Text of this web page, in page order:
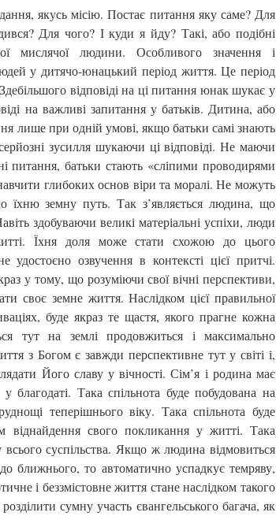
якусь місію. Постає питання яку саме? Для
Для чого? І куди я йду? Такі, або подібні
мислячої людини. Особливого значення і
у дитячо-юнацький період життя. Це період
відповіді на ці питання юнак шукає у
на важливі запитання у батьків. Дитина, або
лише при одній умові, якщо батьки самі знають
зусилля шукаючи ці відповіді. Не маючи
питання, батьки стають «сліпими проводирями
глибоких основ віри та моралі. Не можуть
їхню земну путь. Так з’являється людина, що
здобуваючи великі матеріальні успіхи, люди
Їхня доля може стати схожою до цього
удостоєно озвучення в контексті цієї притчі.
у тому, що розуміючи свої вічні перспективи,
своє земне життя. Наслідком цієї правильної
буде якраз те щастя, якого прагне кожна
тут на землі продовжиться і максимально
з Богом є завжди перспективне тут у світі і,
Його славу у вічності. Сім’я і родина має
Така спільнота буде побудована на
теперішнього віку. Така спільнота буде
віднайдення свого покликання у житті. Така
всього суспільства. Якщо ж людина відмовиться
ближнього, то автоматично успадкує темряву,
і беззмістовне життя стане наслідком такого
сумну участь євангельського багача, як